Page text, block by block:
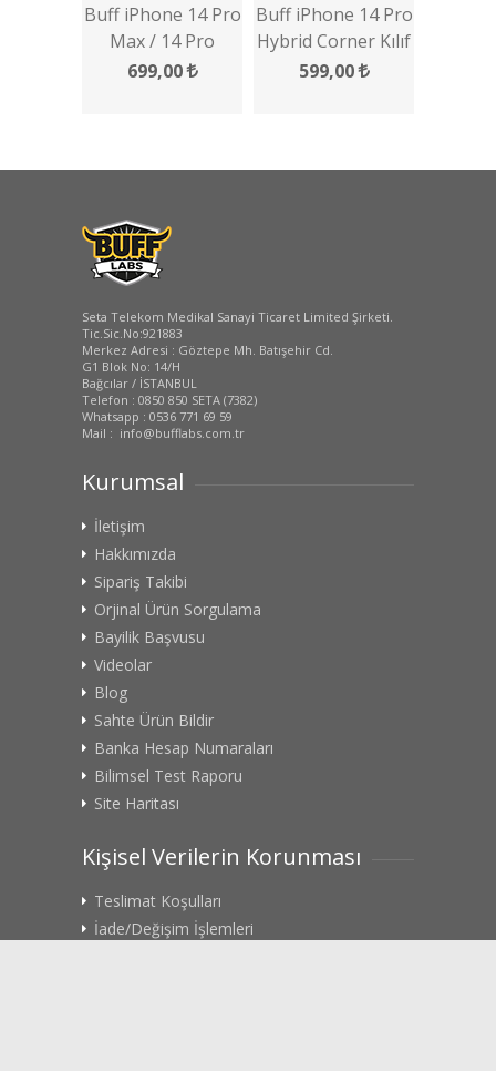
Buff iPhone 14 Pro
Max / 14 Pro
Kamera Metal Lens
699,00
Buff iPhone 14 Pro
Hybrid Corner Kılıf
599,00
Seta Telekom Medikal Sanayi Ticaret Limited Şirketi.
Tic.Sic.No:921883
Merkez Adresi : Göztepe Mh. Batışehir Cd.
G1 Blok No: 14/H
Bağcılar / İSTANBUL
Telefon : 0850 850 SETA (7382)
Whatsapp : 0536 771 69 59
Mail : info@bufflabs.com.tr
Kurumsal
İletişim
Hakkımızda
Sipariş Takibi
Orjinal Ürün Sorgulama
Bayilik Başvusu
Videolar
Blog
Sahte Ürün Bildir
Banka Hesap Numaraları
Bilimsel Test Raporu
Site Haritası
Kişisel Verilerin Korunması
Teslimat Koşulları
İade/Değişim İşlemleri